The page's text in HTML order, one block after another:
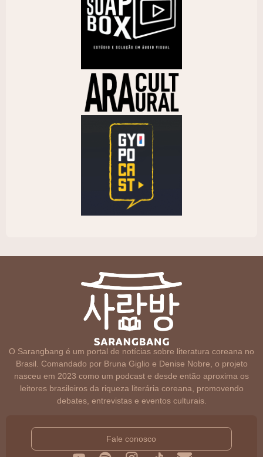
O Sarangbang é um portal de notícias sobre literatura coreana no
Brasil. Comandado por Bruna Giglio e Denise Nobre, o projeto
nasceu em 2023 como um podcast e desde então aproxima os
leitores brasileiros da riqueza literária coreana, promovendo
debates, entrevistas e eventos culturais.
Fale conosco